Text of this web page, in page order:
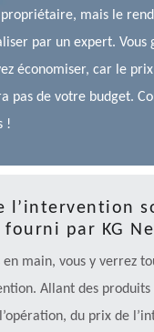
mais le
par un expert. Vous
économiser, car le
pas de votre budget.
!
l’intervention
par KG
main, vous y verrez
Allant des produits
du prix de